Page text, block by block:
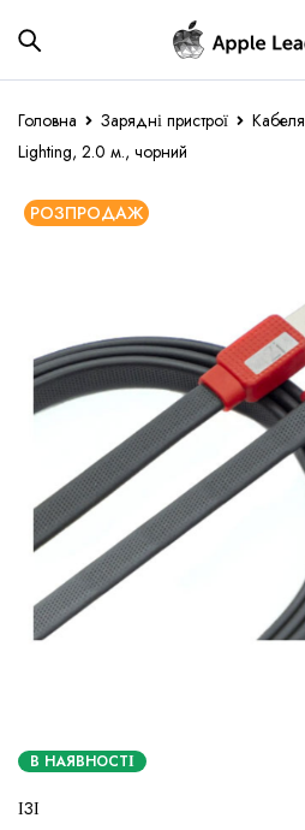
Головна Зарядні пристрої Кабеля
Lighting, 2.0 м., чорний
РОЗПРОДАЖ
В НАЯВНОСТІ
ІЗІ